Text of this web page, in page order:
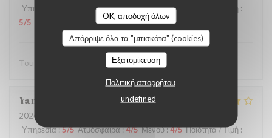
OK, αποδοχή όλων
Απόρριψε όλα τα "μπισκότα" (cookies)
Εξατομίκευση
Πολιτική απορρήτου
undefined
Υπηρεσία
Ατμόσφαιρα:5/5 Μενού:5/5 Ποιότητα / Τιμή :
5/5
Tout est parfait
Yannick
2026-07-19
Υπηρεσία:5/5 Ατμόσφαιρα:4/5 Μενού:4/5 Ποιότητα / Τιμή :